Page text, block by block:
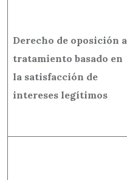
Derecho de oposición
tratamiento basado en
la satisfacción de
intereses legítimos